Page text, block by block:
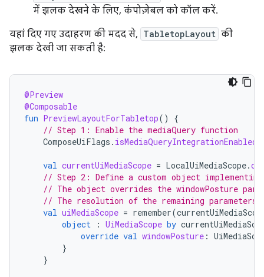
में झलक देखने के लिए, कंपोज़ेबल को कॉल करें.
यहां दिए गए उदाहरण की मदद से, TabletopLayout की
झलक देखी जा सकती है:
@Preview
@Composable
fun PreviewLayoutForTabletop()
{
// Step 1: Enable the mediaQuery function
ComposeUiFlags . isMediaQueryIntegrationEnabled
val currentUiMediaScope = LocalUiMediaScope.
// Step 2: Define a custom object
// The object overrides the windowPosture
// The resolution of the remaining parameters
val uiMediaScope = remember(
object
: UiMediaScope by
override val windowPosture :
}
}